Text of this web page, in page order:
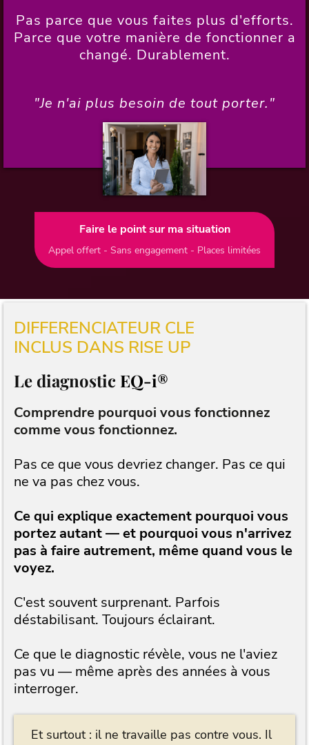
Pas parce que vous faites plus d'efforts.
Parce que votre manière de fonctionner a
changé. Durablement.
"Je n'ai plus besoin de tout porter."
Faire le point sur ma situation
Appel offert - Sans engagement - Places limitées
DIFFERENCIATEUR CLE
INCLUS DANS RISE UP
Le diagnostic EQ-i®
Comprendre pourquoi vous fonctionnez
comme vous fonctionnez.
Pas ce que vous devriez changer. Pas ce qui
ne va pas chez vous.
Ce qui explique exactement pourquoi vous
portez autant — et pourquoi vous n'arrivez
pas à faire autrement, même quand vous le
voyez.
C'est souvent surprenant. Parfois
déstabilisant. Toujours éclairant.
Ce que le diagnostic révèle, vous ne l'aviez
pas vu — même après des années à vous
interroger.
Et surtout : il ne travaille pas contre vous. Il